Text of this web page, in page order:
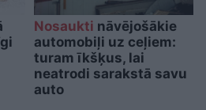
Nosaukti nāvējošākie
automobiļi uz ceļiem:
turam īkšķus, lai
neatrodi sarakstā savu
auto